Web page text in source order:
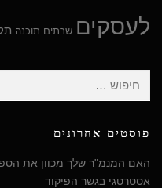
לעסקים שרתים תוכנה
פוסטים אחרונים
האם המנמ"ר שלך מכוון את
אסטרטגי בגשר הפיקוד